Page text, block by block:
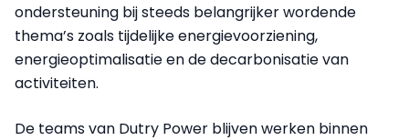
ondersteuning bij steeds belangrijker wordende
thema’s zoals tijdelijke energievoorziening,
energieoptimalisatie en de decarbonisatie van
activiteiten.
De teams van Dutry Power blijven werken binnen